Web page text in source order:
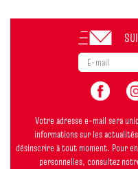
Votre adresse e-mail sera
informations sur les
désinscrire à tout moment. Pour
personnelles, consultez